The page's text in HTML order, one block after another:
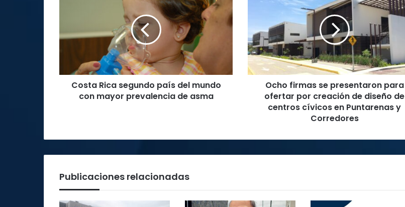
mundo
prevalencia
Costa Rica segundo país del mundo
con mayor prevalencia de asma
presentaron
para
ofertar
por
creación
de
diseño
centros
Corredores
Ocho firmas se presentaron para
ofertar por creación de diseño de
centros cívicos en Puntarenas y
Corredores
Publicaciones relacionadas